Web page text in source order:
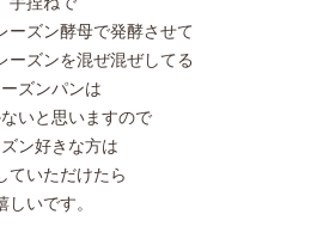
ーズン酵母で発酵させて
ーズンを混ぜ混ぜしてる
ーズンパンは
いと思いますので
ン好きな方は
ていただけたら
しいです。